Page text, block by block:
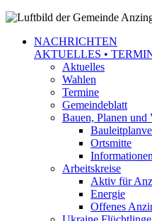
NACHRICHTEN
AKTUELLES •
Aktuelles
Wahlen
Termine
Gemeindeblatt
Bauen, Planen und
Ortsmitte
Arbeitskreise
Aktiv für
Energie
Offenes